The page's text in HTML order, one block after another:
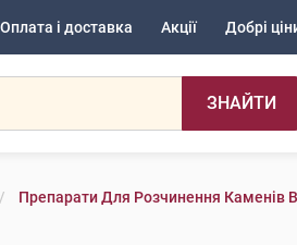
Оплата і доставка Акції Добрі
ЗНАЙТИ
Препарати Для Розчинення Каменів